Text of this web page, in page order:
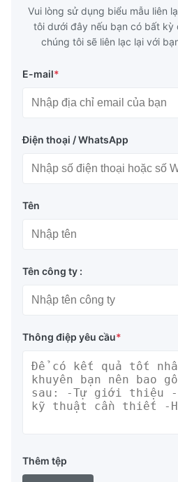
Vui lòng sử dụng biểu mẫu liên
tôi dưới đây nếu bạn có bất kỳ
chúng tôi sẽ liên lạc lại với
E-mail*
Điện thoại / WhatsApp
Tên
Tên công ty :
Thông điệp yêu cầu*
Thêm tệp